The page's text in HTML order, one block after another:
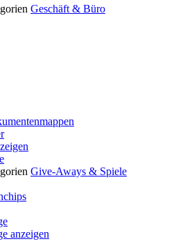
Geschäft & Büro
Give-Aways & Spiele
anzeigen